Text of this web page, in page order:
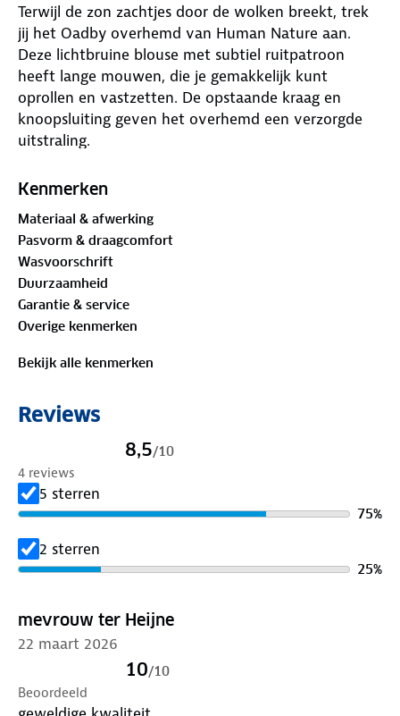
Terwijl de zon zachtjes door de wolken breekt, trek
jij het Oadby overhemd van Human Nature aan.
Deze lichtbruine blouse met subtiel ruitpatroon
heeft lange mouwen, die je gemakkelijk kunt
oprollen en vastzetten. De opstaande kraag en
knoopsluiting geven het overhemd een verzorgde
uitstraling.
Heb jij de zakken al ontdekt? De ruime borstzakken
Daaronder zitten twee diepe zakken voor je kleine
spullen. Een multifunctionele haak is er voor het
bevestigen van accessoires of lichte uitrusting.
Onder de armen zorgen ventilatiegaatjes ervoor dat
je fris blijft tijdens warme of actieve momenten. Ga
zelfverzekerd de deur uit met het Oadby overhemd
van Human Nature. Let’s go!
50%gerecycled polyester
Is je kleding aan vervanging toe? Lever het in bij
onze winkels. Wij geven er een nieuwe bestemming
aan.
Kenmerken
Materiaal & afwerking
Pasvorm & draagcomfort
Wasvoorschrift
Duurzaamheid
Garantie & service
Overige kenmerken
Bekijk alle kenmerken
Reviews
8,5/10
4 reviews
5 sterren
75%
2 sterren
25%
mevrouw ter Heijne
22 maart 2026
10/10
Beoordeeld